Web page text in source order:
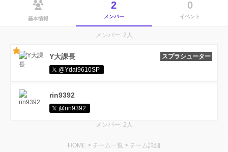
基本情報
2
メンバー
0
イベント
メンバー: 2人
Y大課長
スプラシューター
@Ydai9610SP
rin9392
@rin9392
メンバー: 2人
HOME > チーム一覧 > チーム詳細